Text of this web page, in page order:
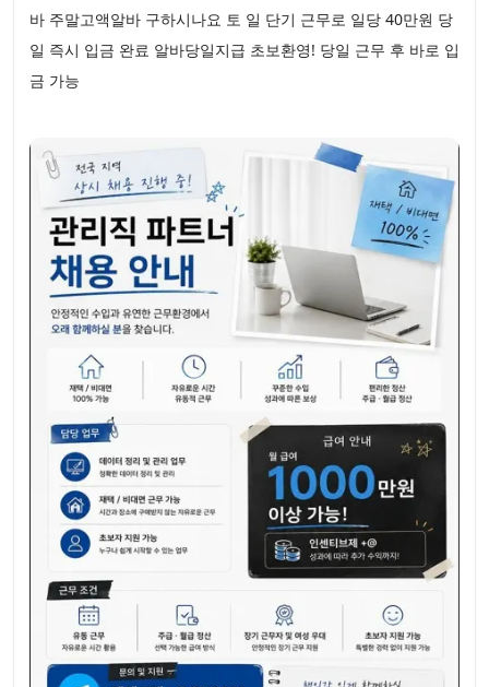
바 주말고액알바 구하시나요 토 일 단기 근무로 일당 40만원 당
일 즉시 입금 완료 알바당일지급 초보환영! 당일 근무 후 바로 입
금 가능